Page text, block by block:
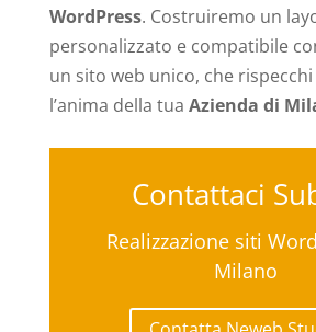
WordPress. Costruiremo un
personalizzato e compatibile
un sito web unico, che
l’anima della tua Azienda di
Contattaci
Realizzazione siti
Milano